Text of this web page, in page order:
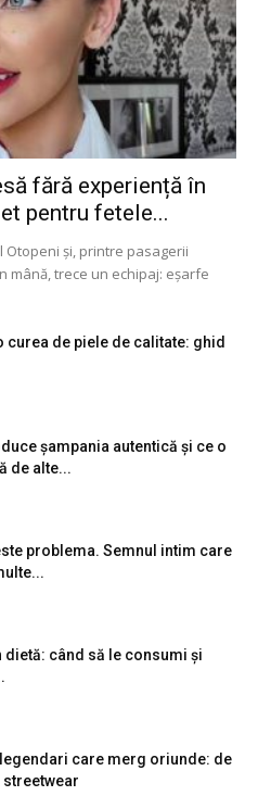
fără experiență în
pentru fetele...
și, printre pasagerii
mână, trece un echipaj: eșarfe
curea de piele de calitate: ghid
șampania autentică și ce o
de alte...
problema. Semnul intim care
dietă: când să le consumi și
care merg oriunde: de
streetwear